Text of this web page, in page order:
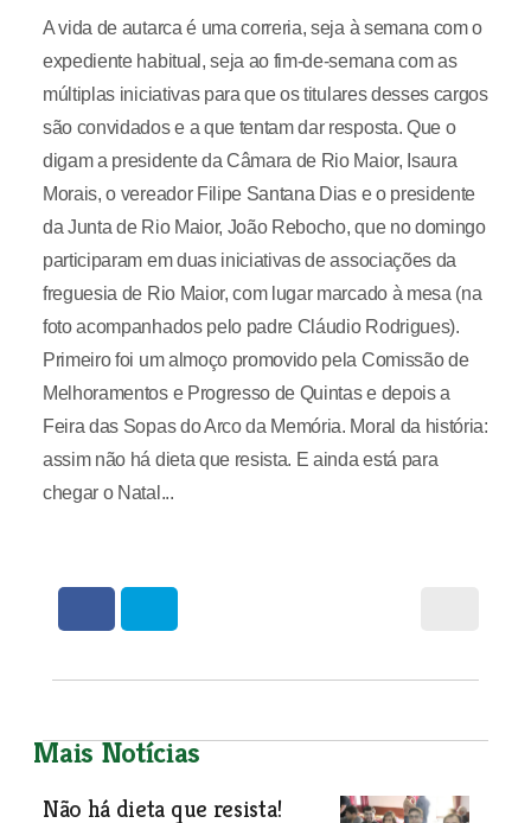
A vida de autarca é uma correria, seja à semana com o
expediente habitual, seja ao fim-de-semana com as
múltiplas iniciativas para que os titulares desses cargos
são convidados e a que tentam dar resposta. Que o
digam a presidente da Câmara de Rio Maior, Isaura
Morais, o vereador Filipe Santana Dias e o presidente
da Junta de Rio Maior, João Rebocho, que no domingo
participaram em duas iniciativas de associações da
freguesia de Rio Maior, com lugar marcado à mesa (na
foto acompanhados pelo padre Cláudio Rodrigues).
Primeiro foi um almoço promovido pela Comissão de
Melhoramentos e Progresso de Quintas e depois a
Feira das Sopas do Arco da Memória. Moral da história:
assim não há dieta que resista. E ainda está para
chegar o Natal...
Mais Notícias
Não há dieta que resista!